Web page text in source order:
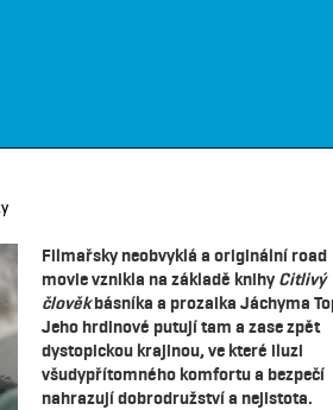
Filmařsky neobvyklá a originální road
movie vznikla na základě knihy Citlivý
člověkbásníka a prozaika Jáchyma
Jeho hrdinové putují tam a zase zpět
dystopickou krajinou, ve které iluzi
všudypřítomného komfortu a bezpečí
nahrazují dobrodružství a nejistota.